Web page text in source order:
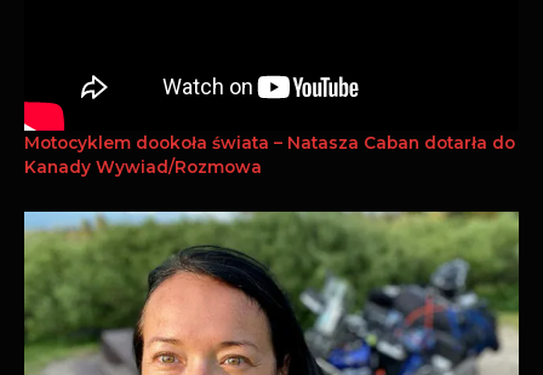
Motocyklem dookoła świata – Natasza Caban dotarła do
Kanady Wywiad/Rozmowa